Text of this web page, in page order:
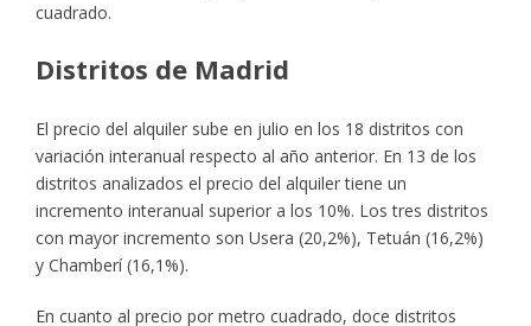
cuadrado.
Distritos de Madrid
El precio del alquiler sube en julio en los 18 distritos con
variación interanual respecto al año anterior. En 13 de los
distritos analizados el precio del alquiler tiene un
incremento interanual superior a los 10%. Los tres distritos
con mayor incremento son Usera (20,2%), Tetuán (16,2%)
y Chamberí (16,1%).
En cuanto al precio por metro cuadrado, doce distritos